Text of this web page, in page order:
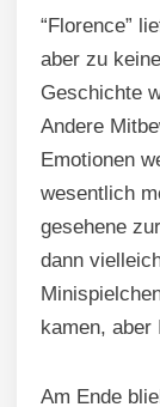
“Florence”
aber zu
Geschichte
Andere
Emotionen
wesentlich
gesehene
dann
kamen, aber
Am Ende